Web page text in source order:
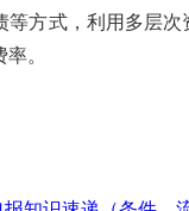
方式，利用多层
。